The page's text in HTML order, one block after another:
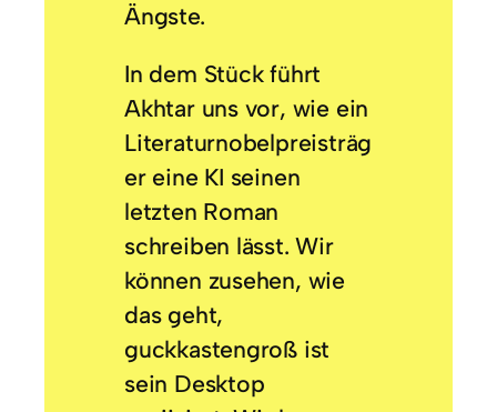
Ängste.
In dem Stück führt
Akhtar uns vor, wie ein
Literaturnobelpreisträg
er eine KI seinen
letzten Roman
schreiben lässt. Wir
können zusehen, wie
das geht,
guckkastengroß ist
sein Desktop